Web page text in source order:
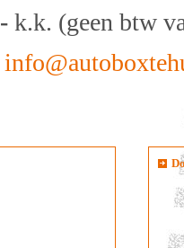
k.k. (geen btw